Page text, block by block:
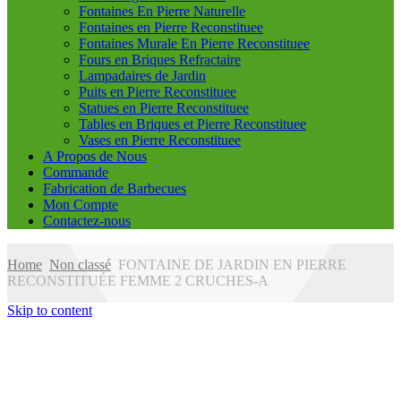
Fontaines En Pierre Naturelle
Fontaines en Pierre Reconstituee
Fontaines Murale En Pierre Reconstituee
Fours en Briques Refractaire
Lampadaires de Jardin
Puits en Pierre Reconstituee
Statues en Pierre Reconstituee
Tables en Briques et Pierre Reconstituee
Vases en Pierre Reconstituee
A Propos de Nous
Commande
Fabrication de Barbecues
Mon Compte
Contactez-nous
Home Non classé FONTAINE DE JARDIN EN PIERRE
RECONSTITUÉE FEMME 2 CRUCHES-A
Skip to content